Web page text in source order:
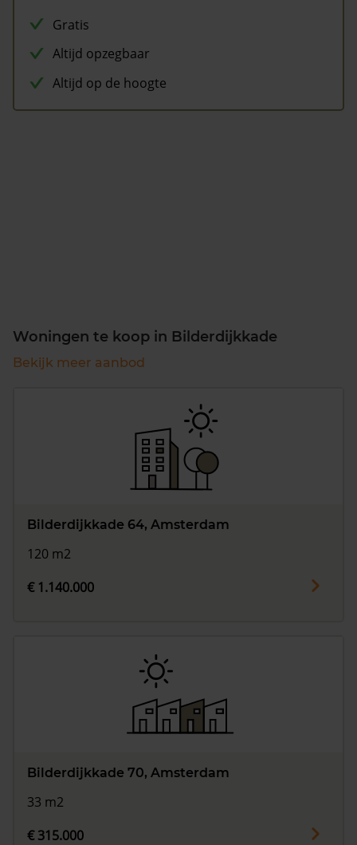
Gratis
Altijd opzegbaar
Altijd op de hoogte
Woningen te koop in Bilderdijkkade
Bekijk meer aanbod
Bilderdijkkade 64, Amsterdam
120 m2
€ 1.140.000
Bilderdijkkade 70, Amsterdam
33 m2
€ 315.000